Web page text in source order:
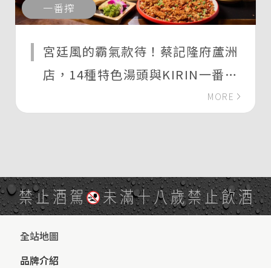
一番搾
宮廷風的霸氣款待！蔡記隆府蘆洲
店，14種特色湯頭與KIRIN一番搾
MORE
禁止酒駕 未滿十八歲禁止飲酒
全站地圖
品牌介紹